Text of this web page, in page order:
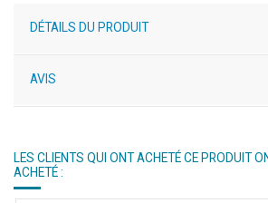
DÉTAILS DU PRODUIT
AVIS
LES CLIENTS QUI ONT ACHETÉ CE PRODUIT
ACHETÉ :